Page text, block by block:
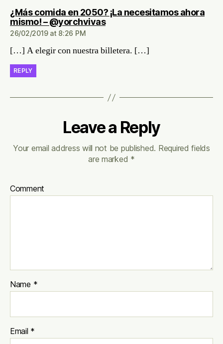
¿Más comida en 2050? ¡La necesitamos ahora
mismo! – @yorchvivassays:
26/02/2019 at 8:26 PM
[…] A elegir con nuestra billetera. […]
REPLY
Leave a Reply
Your email address will not be published. Required fields
are marked *
Comment
Name *
Email *